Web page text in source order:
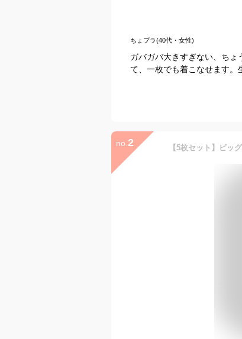
ちょプラ(40代・女性)
ガバガバ大きすぎない、ちょ
て、一枚でも着こなせます。
no. 2